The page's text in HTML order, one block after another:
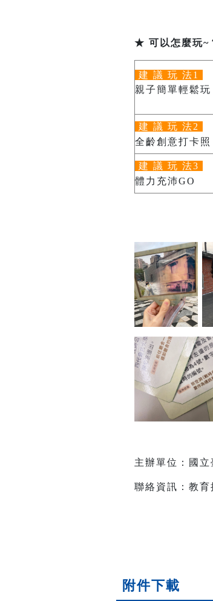
★ 可以怎麼玩~
建 議 玩 法1
親子簡單輕鬆玩
建 議 玩 法2
全齡創意打卡照
建 議 玩 法3
體力充沛GO
主辦單位：國立
聯絡資訊：教
附件下載